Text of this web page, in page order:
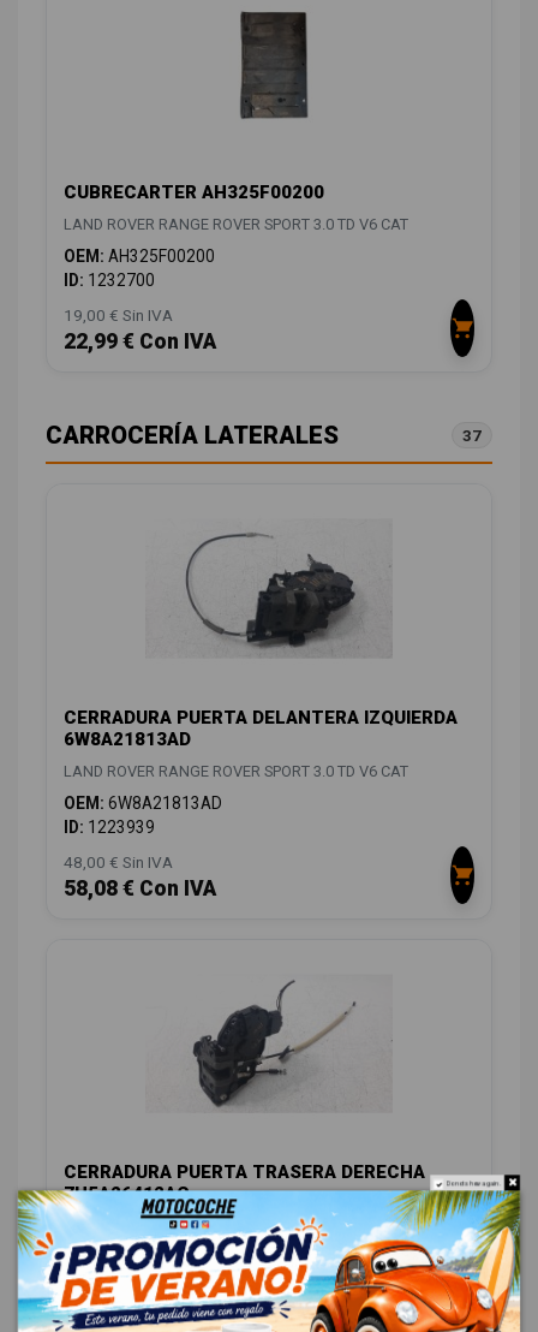
CUBRECARTER AH325F00200
LAND ROVER RANGE ROVER SPORT 3.0 TD V6 CAT
OEM: AH325F00200
ID: 1232700
19,00 € Sin IVA
22,99 € Con IVA
CARROCERÍA LATERALES 37
CERRADURA PUERTA DELANTERA IZQUIERDA
6W8A21813AD
LAND ROVER RANGE ROVER SPORT 3.0 TD V6 CAT
OEM: 6W8A21813AD
ID: 1223939
48,00 € Sin IVA
58,08 € Con IVA
CERRADURA PUERTA TRASERA DERECHA
7H5A26412AC
LAND ROVER RANGE ROVER SPORT 3.0 TD V6 CAT
OEM: 7H5A26412AC
ID:1223940
48,00 € Sin IVA
Do not show again.